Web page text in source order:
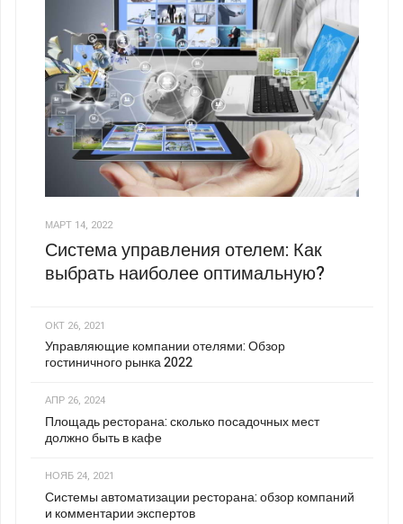
МАРТ 14, 2022
Система управления отелем: Как
выбрать наиболее оптимальную?
ОКТ 26, 2021
Управляющие компании отелями: Обзор
гостиничного рынка 2022
АПР 26, 2024
Площадь ресторана: сколько посадочных мест
должно быть в кафе
НОЯБ 24, 2021
Системы автоматизации ресторана: обзор компаний
и комментарии экспертов